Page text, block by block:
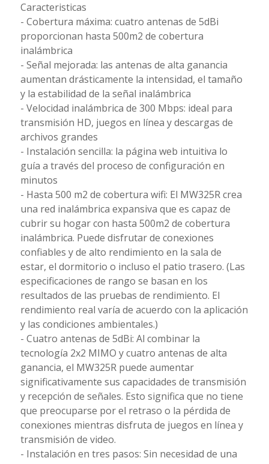
Caracteristicas
- Cobertura máxima: cuatro antenas de 5dBi
proporcionan hasta 500m2 de cobertura
inalámbrica
- Señal mejorada: las antenas de alta ganancia
aumentan drásticamente la intensidad, el tamaño
y la estabilidad de la señal inalámbrica
- Velocidad inalámbrica de 300 Mbps: ideal para
transmisión HD, juegos en línea y descargas de
archivos grandes
- Instalación sencilla: la página web intuitiva lo
guía a través del proceso de configuración en
minutos
- Hasta 500 m2 de cobertura wifi: El MW325R crea
una red inalámbrica expansiva que es capaz de
cubrir su hogar con hasta 500m2 de cobertura
inalámbrica. Puede disfrutar de conexiones
confiables y de alto rendimiento en la sala de
estar, el dormitorio o incluso el patio trasero. (Las
especificaciones de rango se basan en los
resultados de las pruebas de rendimiento. El
rendimiento real varía de acuerdo con la aplicación
y las condiciones ambientales.)
- Cuatro antenas de 5dBi: Al combinar la
tecnología 2x2 MIMO y cuatro antenas de alta
ganancia, el MW325R puede aumentar
significativamente sus capacidades de transmisión
y recepción de señales. Esto significa que no tiene
que preocuparse por el retraso o la pérdida de
conexiones mientras disfruta de juegos en línea y
transmisión de video.
- Instalación en tres pasos: Sin necesidad de una